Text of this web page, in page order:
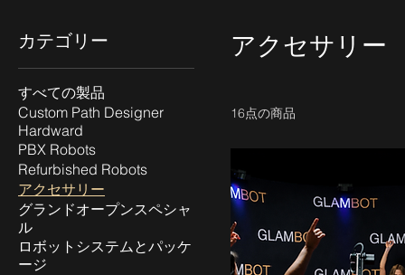
カテゴリー
すべての製品
Custom Path Designer
Hardward
PBX Robots
Refurbished Robots
アクセサリー
グランドオープンスペシャ
ル
ロボットシステムとパッケ
ージ
アクセサリー
16点の商品